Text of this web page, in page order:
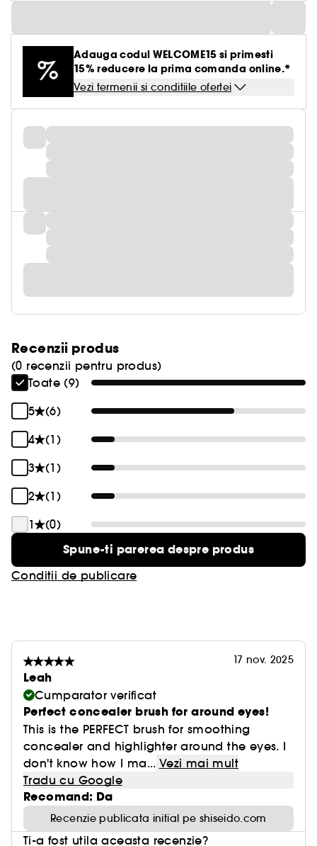
Adauga codul WELCOME15 si primesti
15% reducere la prima comanda online.*
Vezi termenii si conditiile ofertei
Recenzii produs
(0 recenzii pentru produs)
Toate (9)
5
(6)
4
(1)
3
(1)
2
(1)
1
(0)
Spune-ti parerea despre produs
Conditii de publicare
17 nov. 2025
Leah
Cumparator verificat
Perfect concealer brush for around eyes!
This is the PERFECT brush for smoothing
concealer and highlighter around the eyes. I
don't know how I ma... Vezi mai mult
Tradu cu Google
Recomand: Da
Recenzie publicata initial pe shiseido.com
Ti-a fost utila aceasta recenzie?